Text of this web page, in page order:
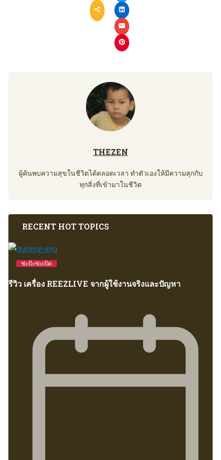
THEZEN
ผู้ค้นพบความสุขในชีวิตได้ตลอดเวลา ทำตัวเองให้มีความสุกกับ
ทุกสิ่งที่เข้ามาในชีวิต
RECENT HOT TOPICS
ซ่ะป้ะซ่ะเป้ด
รีวิว เครื่อง REEZLIVE จากผู้ใช้งานจริงและปัญหา